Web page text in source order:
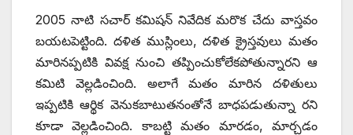
2005 నాటి సచార్‌ ‌కమిషన్‌ ‌నివేదిక మరొక చేదు వాస్తవం
బయటపెట్టింది. దళిత ముస్లింలు, దళిత క్రైస్తవులు మతం
మారినప్పటికి వివక్ష నుంచి తప్పించుకోలేకపోతున్నారని ఆ
కమిటి వెల్లడించింది. అలాగే మతం మారిన దళితులు
ఇప్పటికి ఆర్థిక వెనుకబాటుతనంతోనే బాధపడుతున్నా రని
కూడా వెల్లడించింది. కాబట్టి మతం మారడం, మార్చడం